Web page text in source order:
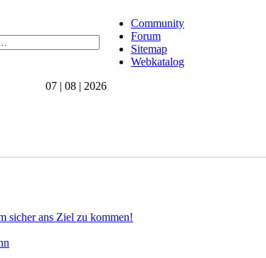
Community
Forum
Sitemap
Webkatalog
07 | 08 | 2026
sicher ans Ziel zu kommen!